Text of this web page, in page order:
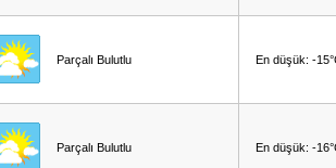
Parçalı Bulutlu En düşük: -
Parçalı Bulutlu En düşük: -